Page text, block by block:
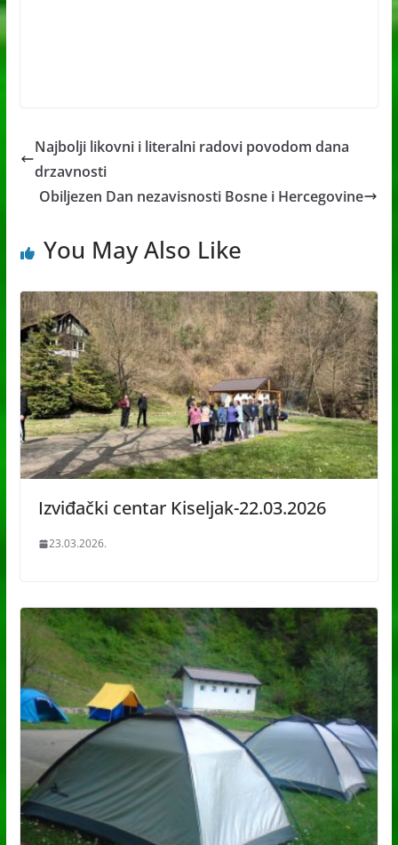
Najbolji likovni i literalni radovi povodom dana
drzavnosti
Obiljezen Dan nezavisnosti Bosne i Hercegovine
You May Also Like
Izviđački centar Kiseljak-22.03.2026
23.03.2026.